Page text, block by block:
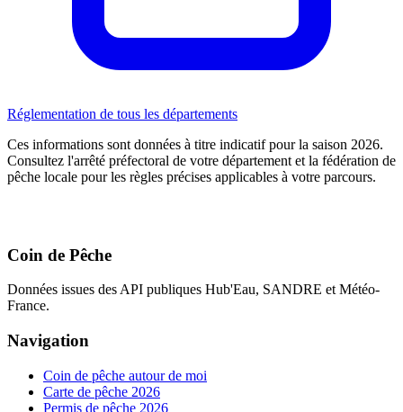
Réglementation de tous les départements
Ces informations sont données à titre indicatif pour la saison 2026.
Consultez l'arrêté préfectoral de votre département et la fédération de
pêche locale pour les règles précises applicables à votre parcours.
Coin de Pêche
Données issues des API publiques Hub'Eau, SANDRE et Météo-
France.
Navigation
Coin de pêche autour de moi
Carte de pêche 2026
Permis de pêche 2026